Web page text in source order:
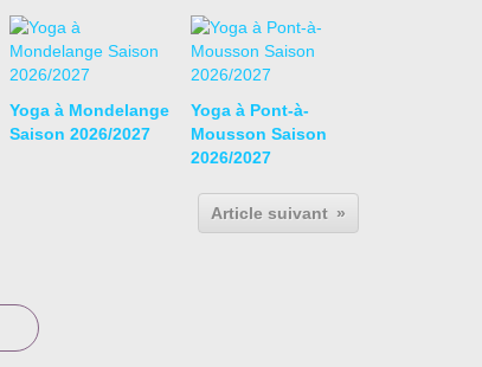
Yoga à Mondelange
Saison 2026/2027
Yoga à Pont-à-
Mousson Saison
2026/2027
Article suivant